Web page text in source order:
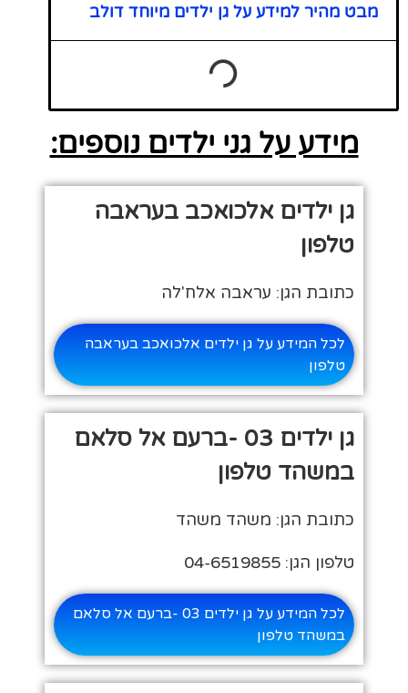
מבט מהיר למידע על גן ילדים מיוחד דולב
מידע על גני ילדים נוספים:
גן ילדים אלכואכב בעראבה
טלפון
כתובת הגן: עראבה אלח'לה
לכל המידע על גן ילדים אלכואכב בעראבה
טלפון
גן ילדים 03 -ברעם אל סלאם
במשהד טלפון
כתובת הגן: משהד משהד
טלפון הגן: 04-6519855
לכל המידע על גן ילדים 03 -ברעם אל סלאם
במשהד טלפון